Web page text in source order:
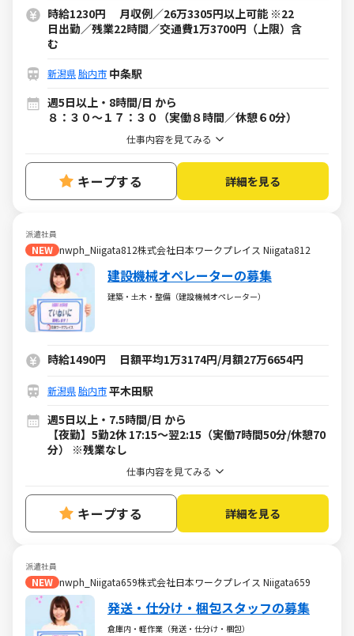
時給1230円 月収例／26万3305円以上可能 ※22
日出勤／残業22時間／交通費1万3700円（上限）含
む
新潟県胎内市 中条駅
週5日以上・8時間/日 から
８：３０～１７：３０（実働８時間／休憩６0分）
仕事内容を見てみる
キープする 詳細を見る
派遣社員
NEW nwph_Niigata812株式会社日本ワークプレイス Niigata812
建設機械オペレーターの募集
建築・土木・整備（建設機械オペレーター）
時給1490円 日額平均1万3174円/月額27万6654円
新潟県胎内市平木田駅
週5日以上・7.5時間/日 から
【夜勤】5勤2休 17:15～翌2:15（実働7時間50分/休憩70
分） ※残業なし
仕事内容を見てみる
キープする 詳細を見る
派遣社員
NEW nwph_Niigata659株式会社日本ワークプレイス Niigata659
発送・仕分け・梱包スタッフの募集
倉庫内・軽作業（発送・仕分け・梱包）